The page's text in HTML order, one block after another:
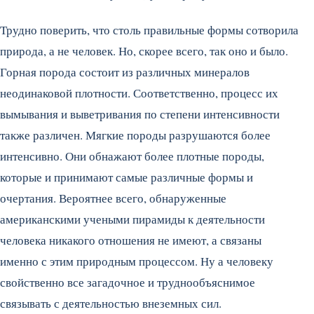
Трудно поверить, что столь правильные формы сотворила
природа, а не человек. Но, скорее всего, так оно и было.
Горная порода состоит из различных минералов
неодинаковой плотности. Соответственно, процесс их
вымывания и выветривания по степени интенсивности
также различен. Мягкие породы разрушаются более
интенсивно. Они обнажают более плотные породы,
которые и принимают самые различные формы и
очертания. Вероятнее всего, обнаруженные
американскими учеными пирамиды к деятельности
человека никакого отношения не имеют, а связаны
именно с этим природным процессом. Ну а человеку
свойственно все загадочное и труднообъяснимое
связывать с деятельностью внеземных сил.